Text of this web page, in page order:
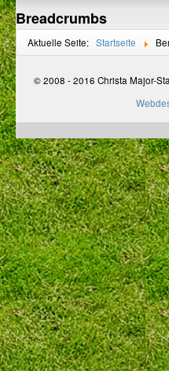
Breadcrumbs
Aktuelle Seite: Startseite
© 2008 - 2016 Christa Major-